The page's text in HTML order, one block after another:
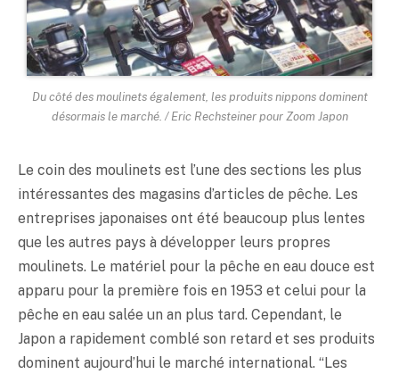
Du côté des moulinets également, les produits nippons dominent
désormais le marché. / Eric Rechsteiner pour Zoom Japon
Le coin des moulinets est l’une des sections les plus
intéressantes des magasins d’articles de pêche. Les
entreprises japonaises ont été beaucoup plus lentes
que les autres pays à développer leurs propres
moulinets. Le matériel pour la pêche en eau douce est
apparu pour la première fois en 1953 et celui pour la
pêche en eau salée un an plus tard. Cependant, le
Japon a rapidement comblé son retard et ses produits
dominent aujourd’hui le marché international. “Les